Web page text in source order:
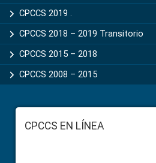
CPCCS 2019 .
CPCCS 2018 – 2019 Transitorio
CPCCS 2015 – 2018
CPCCS 2008 – 2015
FooterCPCCS EN LÍNEA